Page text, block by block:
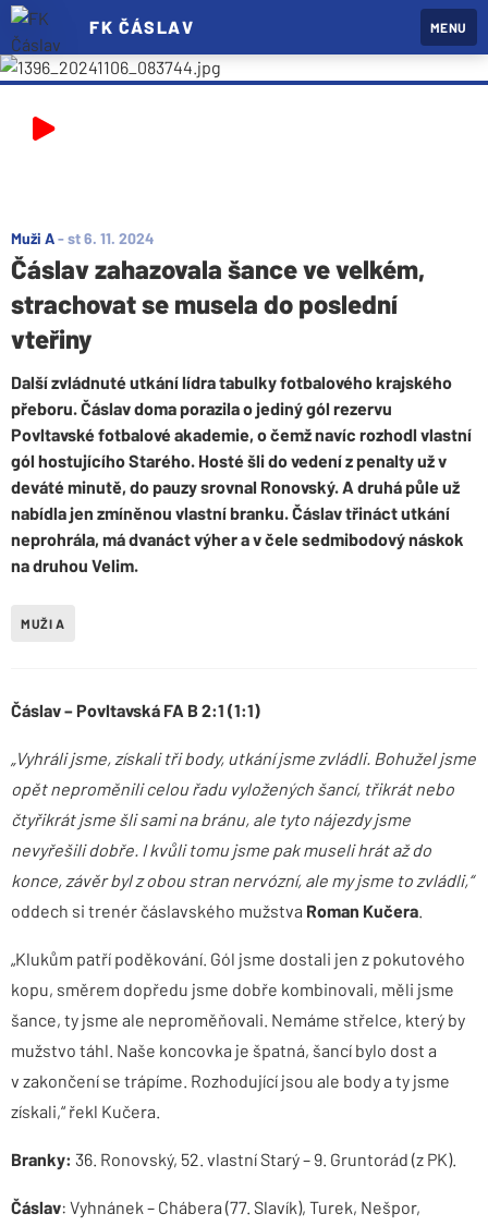
FK ČÁSLAV MENU
Muži A-st 6. 11. 2024
Čáslav zahazovala šance ve velkém,
strachovat se musela do poslední
vteřiny
Další zvládnuté utkání lídra tabulky fotbalového krajského
přeboru. Čáslav doma porazila o jediný gól rezervu
Povltavské fotbalové akademie, o čemž navíc rozhodl vlastní
gól hostujícího Starého. Hosté šli do vedení z penalty už v
deváté minutě, do pauzy srovnal Ronovský. A druhá půle už
nabídla jen zmíněnou vlastní branku. Čáslav třináct utkání
neprohrála, má dvanáct výher a v čele sedmibodový náskok
na druhou Velim.
MUŽI A
Čáslav – Povltavská FA B 2:1 (1:1)
„Vyhráli jsme, získali tři body, utkání jsme zvládli. Bohužel jsme
opět neproměnili celou řadu vyložených šancí, třikrát nebo
čtyřikrát jsme šli sami na bránu, ale tyto nájezdy jsme
nevyřešili dobře. I kvůli tomu jsme pak museli hrát až do
konce, závěr byl z obou stran nervózní, ale my jsme to zvládli,“
oddech si trenér čáslavského mužstva Roman Kučera.
„Klukům patří poděkování. Gól jsme dostali jen z pokutového
kopu, směrem dopředu jsme dobře kombinovali, měli jsme
šance, ty jsme ale neproměňovali. Nemáme střelce, který by
mužstvo táhl. Naše koncovka je špatná, šancí bylo dost a
v zakončení se trápíme. Rozhodující jsou ale body a ty jsme
získali,“ řekl Kučera.
Branky: 36. Ronovský, 52. vlastní Starý – 9. Gruntorád (z PK).
Čáslav: Vyhnánek – Chábera (77. Slavík), Turek, Nešpor,